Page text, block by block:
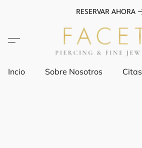
RESERVAR AHORA
Incio Sobre Nosotros Citas